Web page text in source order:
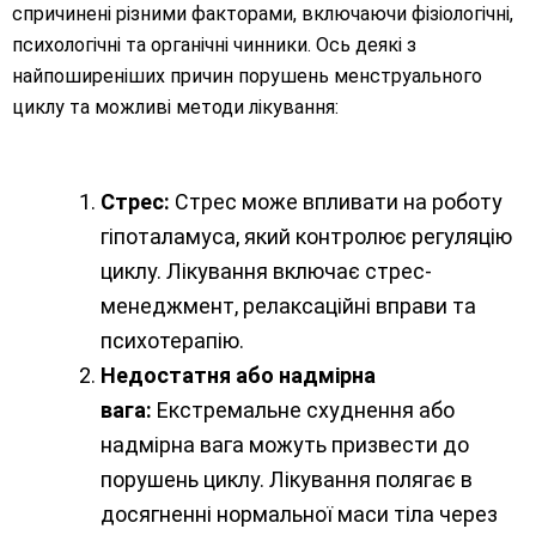
спричинені різними факторами, включаючи фізіологічні,
психологічні та органічні чинники. Ось деякі з
найпоширеніших причин порушень менструального
циклу та можливі методи лікування:
Стрес: Стрес може впливати на роботу
гіпоталамуса, який контролює регуляцію
циклу. Лікування включає стрес-
менеджмент, релаксаційні вправи та
психотерапію.
Недостатня або надмірна
вага: Екстремальне схуднення або
надмірна вага можуть призвести до
порушень циклу. Лікування полягає в
досягненні нормальної маси тіла через